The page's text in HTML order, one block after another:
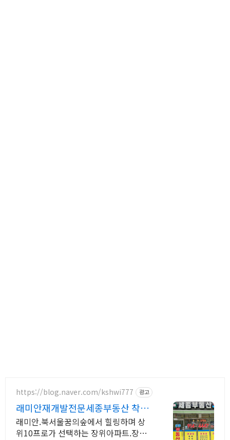
https://blog.naver.com/kshwi777 광고
래미안재개발전문세종부동산 착한
빌라지기는 당신 편임니다
래미안.북서울꿈의숲에서 힐링하며 상
위10프로가 선택하는 장위아파트.장위